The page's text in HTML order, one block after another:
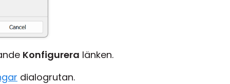
Konfigurera länken.
dialogrutan.